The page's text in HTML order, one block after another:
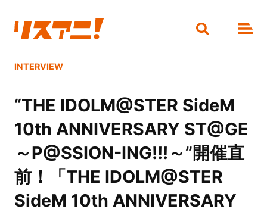
INTERVIEW
“THE IDOLM@STER SideM
10th ANNIVERSARY ST@GE
～P@SSION-ING!!!～”開催直
前！「THE IDOLM@STER
SideM 10th ANNIVERSARY